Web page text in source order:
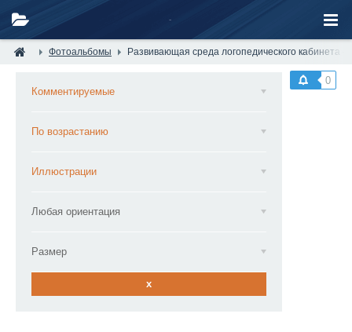
Фотоальбомы Развивающая среда логопедического
0
Комментируемые
По возрастанию
Иллюстрации
Любая ориентация
Размер
x